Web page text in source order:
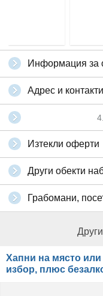
Информация за
Адрес и контакти
Изтекли оферти
Други обекти
Грабомани,
Хапни на място
избор, плюс